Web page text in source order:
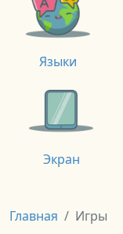
Языки
Экран
Главная Игры